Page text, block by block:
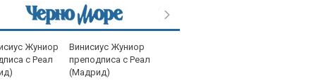
Винисиус Жуниор
преподписа с Реал
(Мадрид)